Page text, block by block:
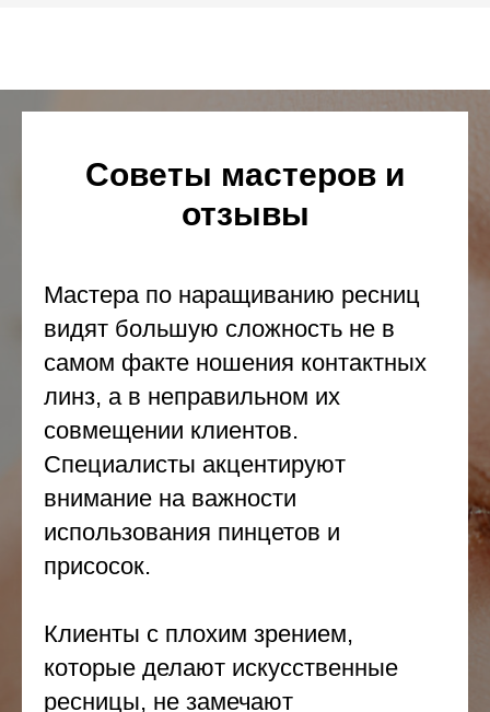
Советы мастеров и
отзывы
Мастера по наращиванию ресниц
видят большую сложность не в
самом факте ношения контактных
линз, а в неправильном их
совмещении клиентов.
Специалисты акцентируют
внимание на важности
использования пинцетов и
присосок.
Клиенты с плохим зрением,
которые делают искусственные
ресницы, не замечают